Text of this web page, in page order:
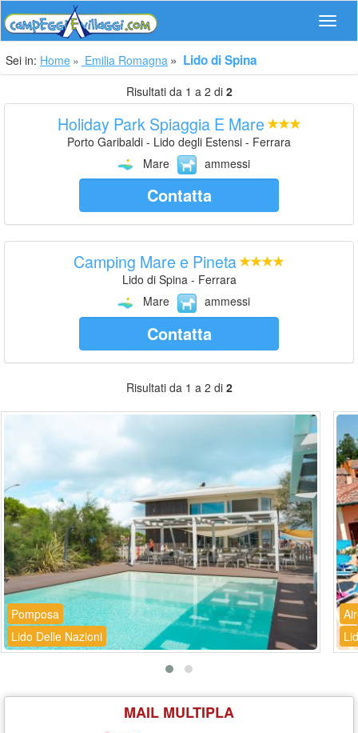
Sei in: Home Emilia Romagna Lido di Spina
Risultati da 1 a 2 di 2
Holiday Park Spiaggia E Mare
Porto Garibaldi - Lido degli Estensi - Ferrara
Mare
ammessi
Contatta
Camping Mare e Pineta
Lido di Spina - Ferrara
Mare
ammessi
Contatta
Risultati da 1 a 2 di 2
Pomposa
Lido Delle Nazioni
MAIL MULTIPLA